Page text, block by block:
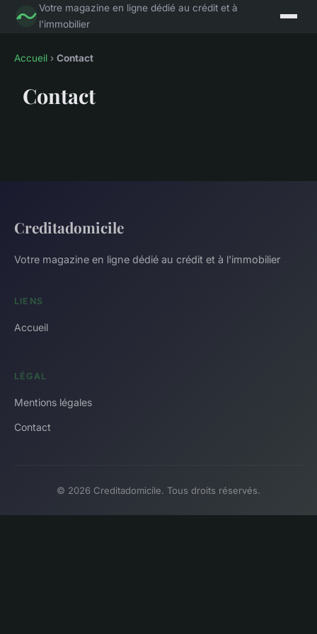
Votre magazine en ligne dédié au crédit et à
l'immobilier
Accueil › Contact
Contact
Creditadomicile
Votre magazine en ligne dédié au crédit et à l'immobilier
LIENS
Accueil
LÉGAL
Mentions légales
Contact
© 2026 Creditadomicile. Tous droits réservés.